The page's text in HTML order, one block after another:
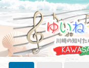
Skip
content